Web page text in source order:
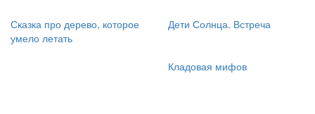
Сказка про дерево, которое
умело летать
Дети Солнца. Встреча
Кладовая мифов